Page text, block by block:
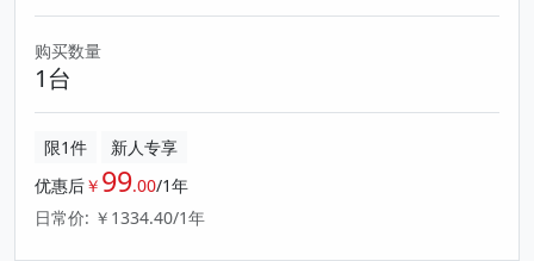
购买数量
1台
限1件
新人专享
优惠后￥ 99.00/1年
日常价: ￥1334.40/1年